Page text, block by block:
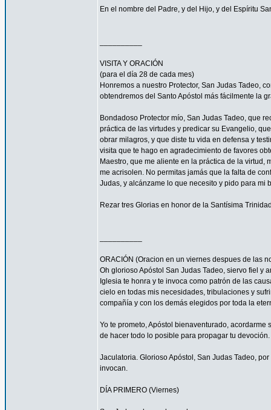
En el nombre del Padre, y del Hijo, y del Espíritu
VISITA Y ORACIÓN
(para el día 28 de cada mes)
Honremos a nuestro Protector, San Judas Tadeo,
obtendremos del Santo Apóstol más fácilmente la
Bondadoso Protector mío, San Judas Tadeo, que
práctica de las virtudes y predicar su Evangelio,
obrar milagros, y que diste tu vida en defensa y
visita que te hago en agradecimiento de favores
Maestro, que me aliente en la práctica de la
me acrisolen. No permitas jamás que la falta de
Judas, y alcánzame lo que necesito y pido para mi
Rezar tres Glorias en honor de la Santísima
ORACIÓN (Oracion en un viernes despues de las
Oh glorioso Apóstol San Judas Tadeo, siervo fiel y
Iglesia te honra y te invoca como patrón de las
cielo en todas mis necesidades, tribulaciones y
compañía y con los demás elegidos por toda la
Yo te prometo, Apóstol bienaventurado,
de hacer todo lo posible para propagar tu devoción.
Jaculatoria. Glorioso Apóstol, San Judas Tadeo,
invocan.
DÍA PRIMERO (Viernes)